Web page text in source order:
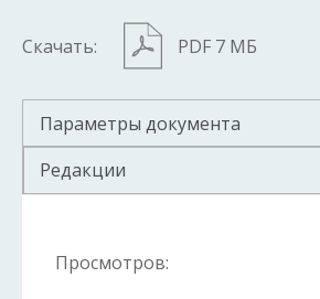
Скачать: PDF 7 МБ
Параметры документа
Редакции
Просмотров: